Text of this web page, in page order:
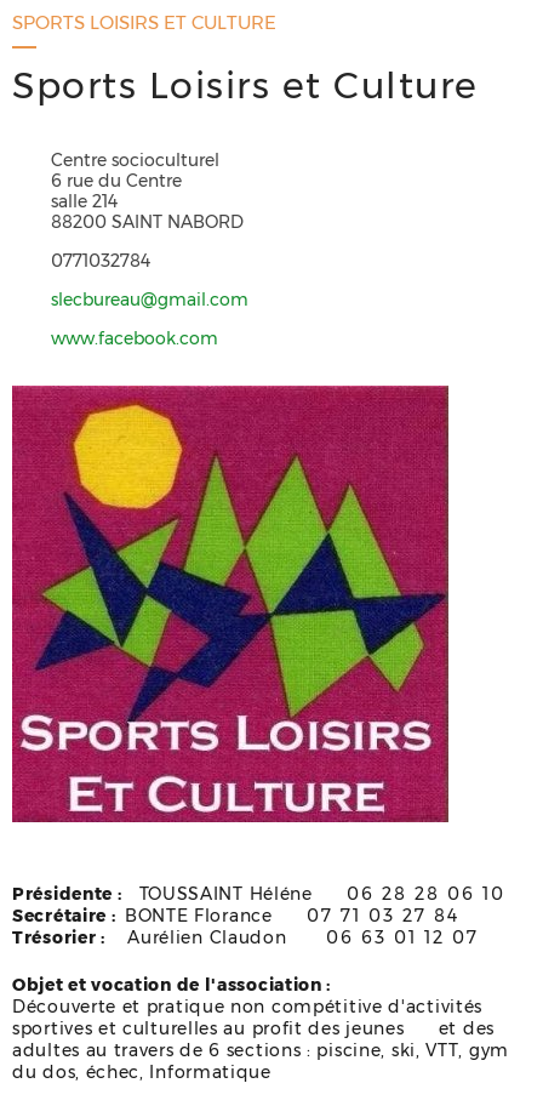
SPORTS LOISIRS ET CULTURE
Sports Loisirs et Culture
Centre socioculturel
6 rue du Centre
salle 214
88200 SAINT NABORD
0771032784
slecbureau@gmail.com
www.facebook.com
Présidente : TOUSSAINT Héléne 06 28 28 06 10
Secrétaire : BONTE Florance 07 71 03 27 84
Trésorier :Aurélien Claudon 06 63 01 12 07
Objet et vocation de l'association :
Découverte et pratique non compétitive d'activités
sportives et culturelles au profit des jeunes et des
adultes au travers de 6 sections : piscine, ski, VTT, gym
du dos, échec, Informatique